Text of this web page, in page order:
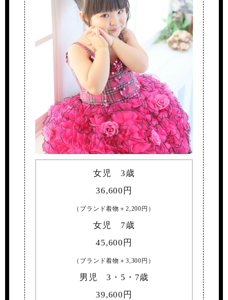
女児 3歳
36,600 円
（ブランド着物＋2,200円）
女児 7歳
45,600 円
（ブランド着物＋3,300円）
男児 3・5・7歳
39,600 円